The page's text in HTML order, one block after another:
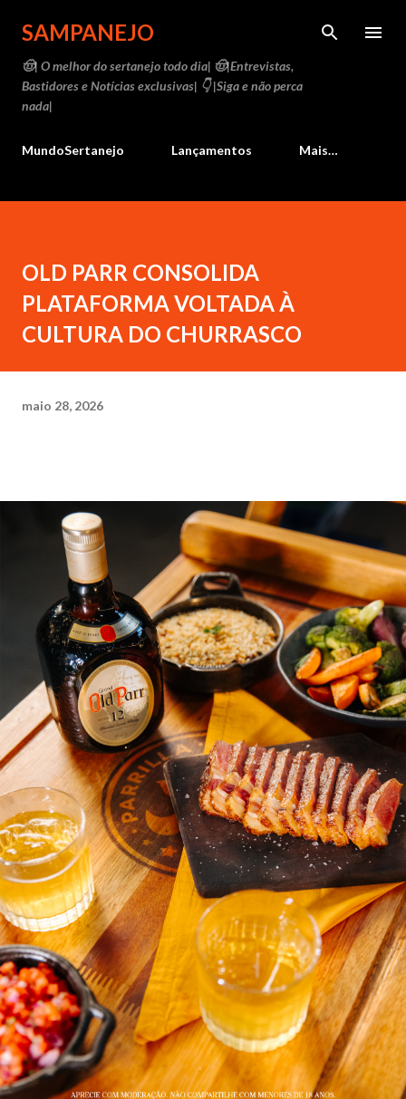
Pular para o conteúdo principal
SAMPANEJO
🤠| O melhor do sertanejo todo dia| 🤠|Entrevistas,
Bastidores e Notícias exclusivas| 👇 |Siga e não perca
nada|
MundoSertanejo Lançamentos Mais…
OLD PARR CONSOLIDA
PLATAFORMA VOLTADA À
CULTURA DO CHURRASCO
maio 28, 2026